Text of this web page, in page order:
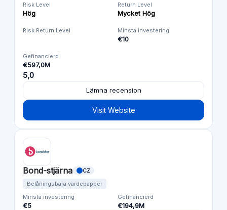
Risk Level
Hög
Return Level
Mycket Hög
Risk Return Level Minsta investering
€10
Gefinancierd
€597,0M
5,0
Lämna recension
Visit Website
Bond-stjärna CZ
Belåningsbara värdepapper
Minsta investering
€5
Gefinancierd
€194,9M